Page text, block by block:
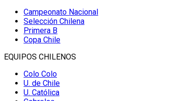
Campeonato Nacional
Selección Chilena
Primera B
Copa Chile
EQUIPOS CHILENOS
Colo Colo
U. de Chile
U. Católica